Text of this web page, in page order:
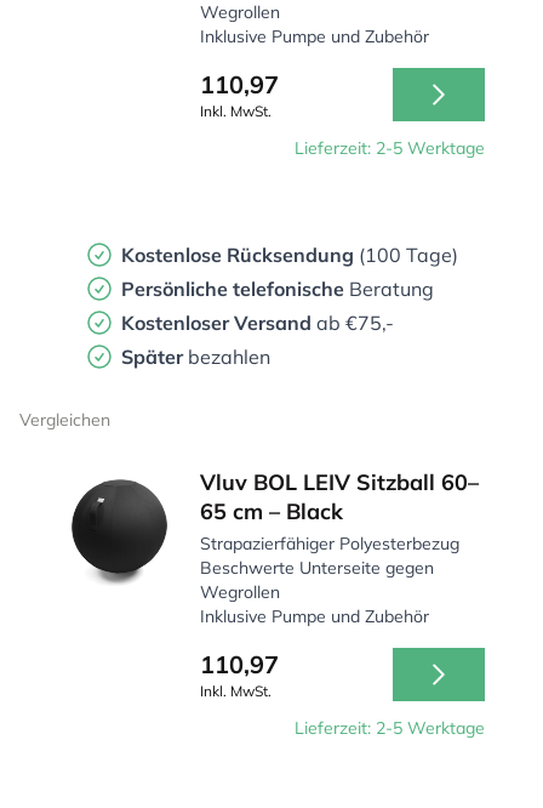
Wegrollen
Inklusive Pumpe und Zubehör
110,97
Inkl. MwSt.
Lieferzeit: 2-5 Werktage
Kostenlose Rücksendung (100 Tage)
Persönliche telefonische Beratung
Kostenloser Versand ab €75,-
Später bezahlen
Vergleichen
Vluv BOL LEIV Sitzball 60–
65 cm – Black
Strapazierfähiger Polyesterbezug
Beschwerte Unterseite gegen
Wegrollen
Inklusive Pumpe und Zubehör
110,97
Inkl. MwSt.
Lieferzeit: 2-5 Werktage